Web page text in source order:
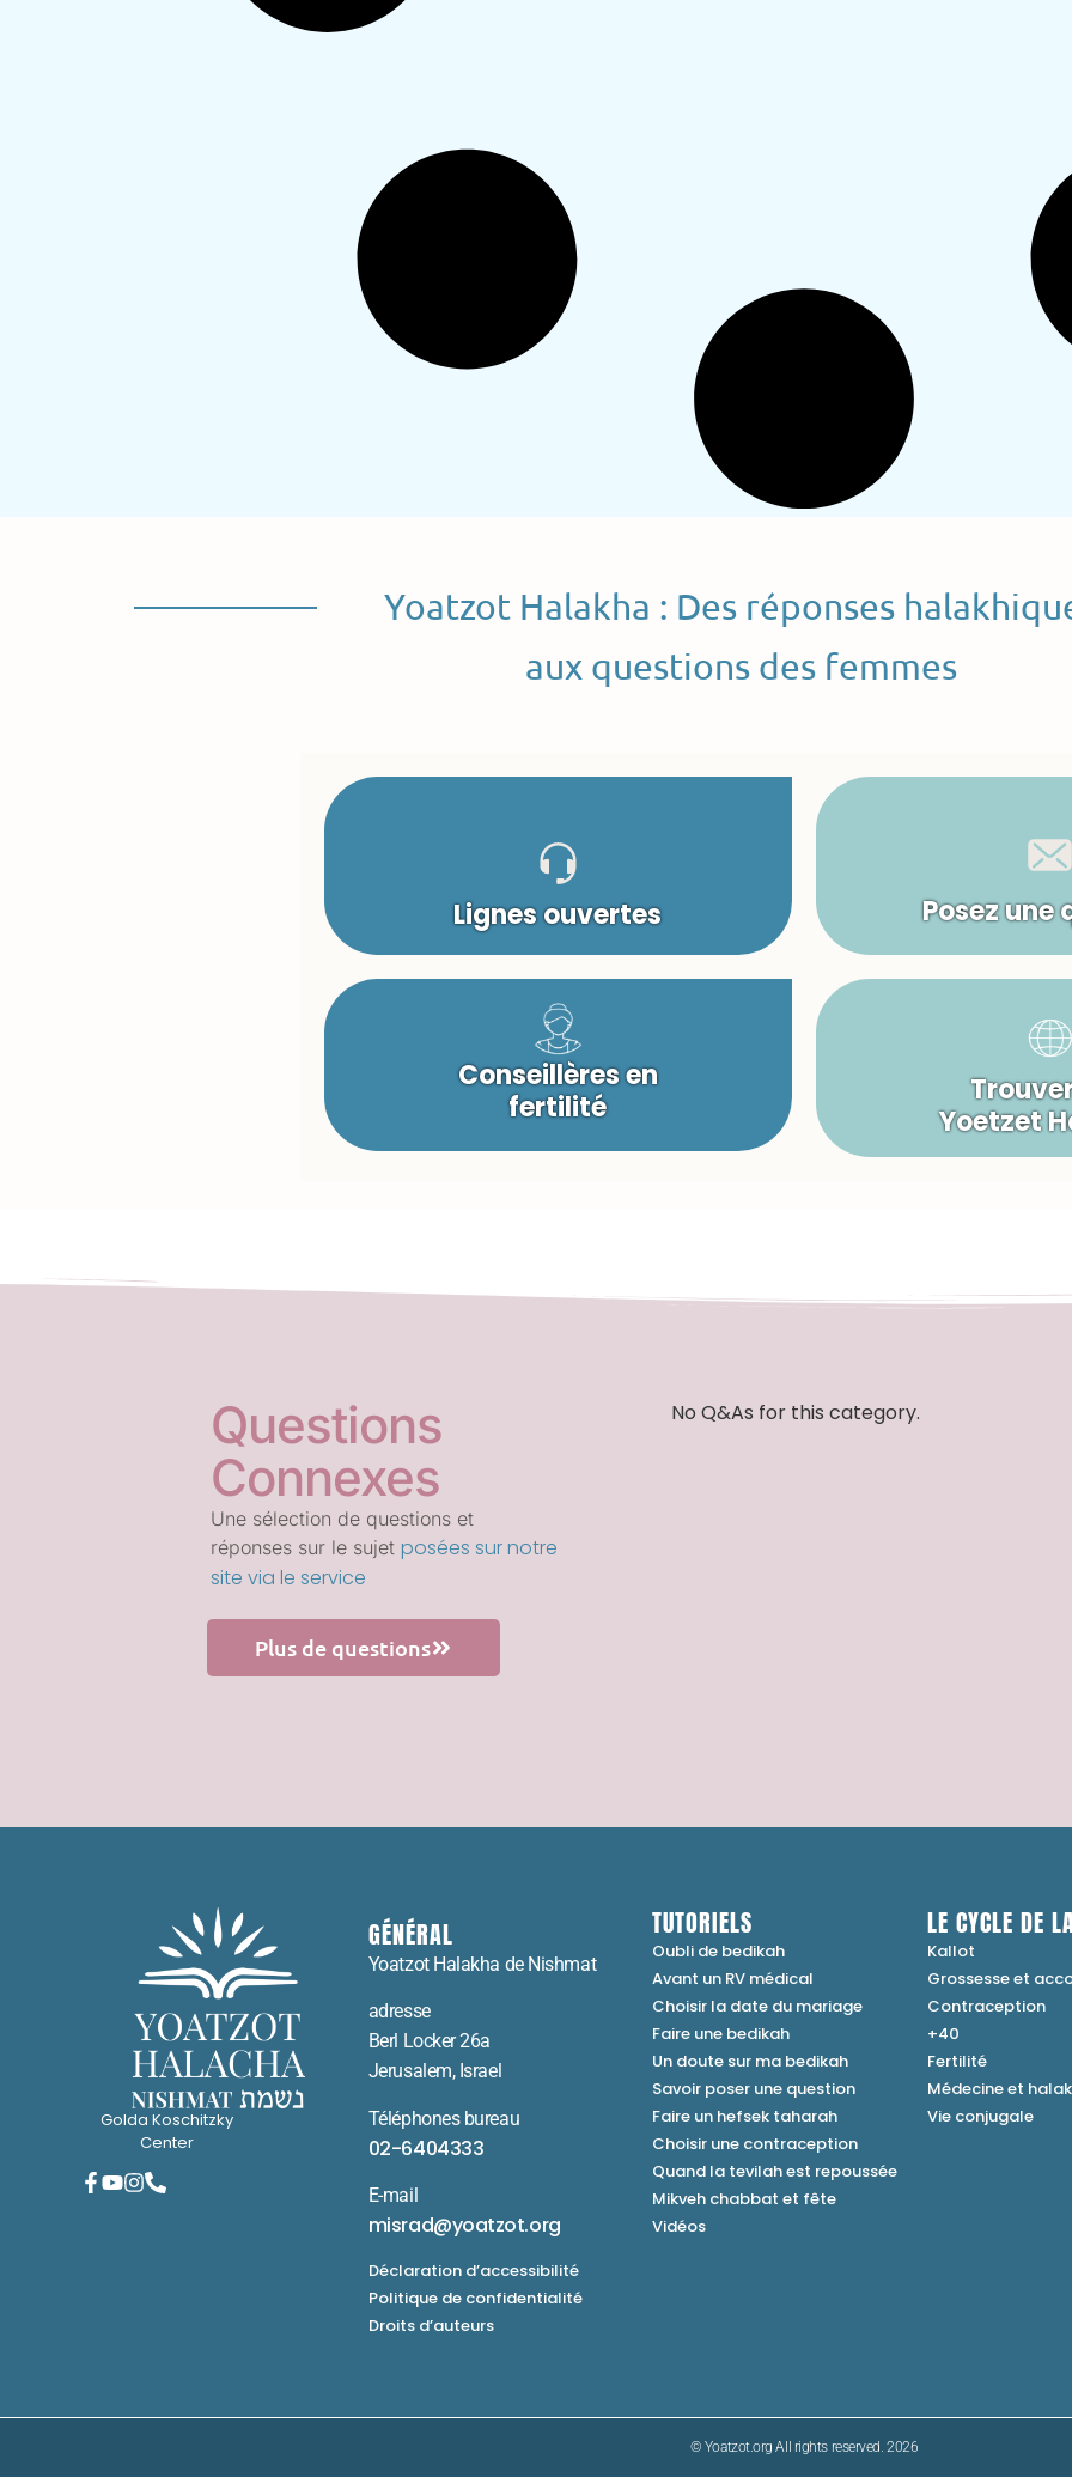
Yoatzot Halakha : Des réponses
aux questions des femmes
Lignes ouvertes Posez une
Conseillères en
fertilité
Yoetzet
Questions
Connexes
Une sélection de questions et
réponses sur le sujet posées sur notre
site via le service
Plus de questions
No Q&As for this category.
Golda Koschitzky
Center
GÉNÉRAL
Yoatzot Halakha de Nishmat
adresse
Berl Locker 26a
Jerusalem, Israel
Téléphones bureau
02-6404333
E-mail
misrad@yoatzot.org
Déclaration d’accessibilité
Politique de confidentialité
Droits d’auteurs
TUTORIELS
Oubli de bedikah
Avant un RV médical
Choisir la date du mariage
Faire une bedikah
Un doute sur ma bedikah
Savoir poser une question
Faire un hefsek taharah
Choisir une contraception
Quand la tevilah est repoussée
Mikveh chabbat et fête
Vidéos
LE CYCLE DE
Kallot
Grossesse et
Contraception
+40
Fertilité
Médecine et
Vie conjugale
© Yoatzot.org All rights reserved. 2026